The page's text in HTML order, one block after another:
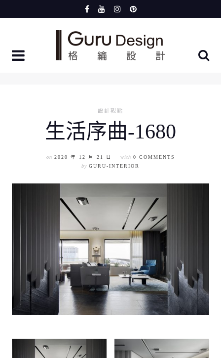
to
設計觀點
生活序曲-1680
on 2020 年 12 月 21 日 with 0 COMMENTS
by GURU-INTERIOR